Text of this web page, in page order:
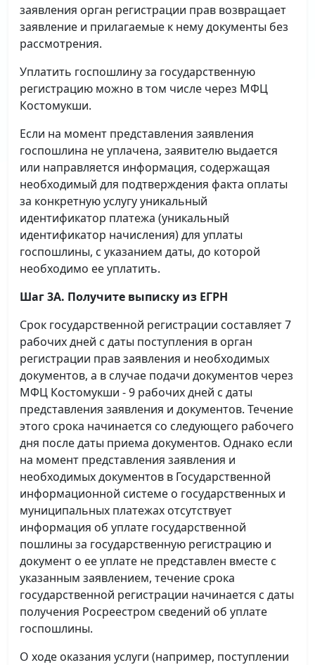
заявления орган регистрации прав возвращает
заявление и прилагаемые к нему документы без
рассмотрения.
Уплатить госпошлину за государственную
регистрацию можно в том числе через МФЦ
Костомукши.
Если на момент представления заявления
госпошлина не уплачена, заявителю выдается
или направляется информация, содержащая
необходимый для подтверждения факта оплаты
за конкретную услугу уникальный
идентификатор платежа (уникальный
идентификатор начисления) для уплаты
госпошлины, с указанием даты, до которой
необходимо ее уплатить.
Шаг 3А. Получите выписку из ЕГРН
Срок государственной регистрации составляет 7
рабочих дней с даты поступления в орган
регистрации прав заявления и необходимых
документов, а в случае подачи документов через
МФЦ Костомукши - 9 рабочих дней с даты
представления заявления и документов. Течение
этого срока начинается со следующего рабочего
дня после даты приема документов. Однако если
на момент представления заявления и
необходимых документов в Государственной
информационной системе о государственных и
муниципальных платежах отсутствует
информация об уплате государственной
пошлины за государственную регистрацию и
документ о ее уплате не представлен вместе с
указанным заявлением, течение срока
государственной регистрации начинается с даты
получения Росреестром сведений об уплате
госпошлины.
О ходе оказания услуги (например, поступлении